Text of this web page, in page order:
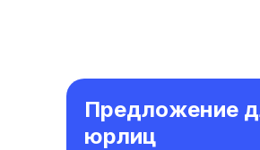
Предложение
юрлиц